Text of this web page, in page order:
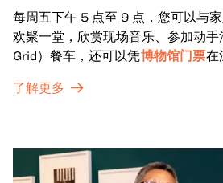
每周五下午 5 点至 9 点，您可以与
欢聚一堂，欣赏现场音乐、参加动
Grid）餐车，还可以凭博物馆门票在
了解更多